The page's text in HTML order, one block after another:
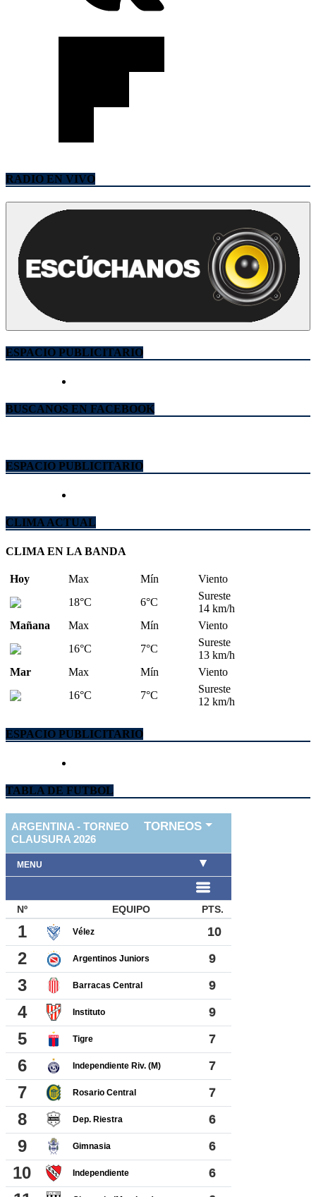
RADIO EN VIVO
ESPACIO PUBLICITARIO
BUSCANOS EN FACEBOOK
ESPACIO PUBLICITARIO
CLIMA ACTUAL
CLIMA EN LA BANDA
Hoy Max Mín
Viento
18°C
6°C
Sureste
14 km/h
Mañana
Max Mín
Viento
16°C
7°C
Sureste
13 km/h
Mar
Max Mín
Viento
16°C
7°C
Sureste
12 km/h
ESPACIO PUBLICITARIO
TABLA DE FUTBOL